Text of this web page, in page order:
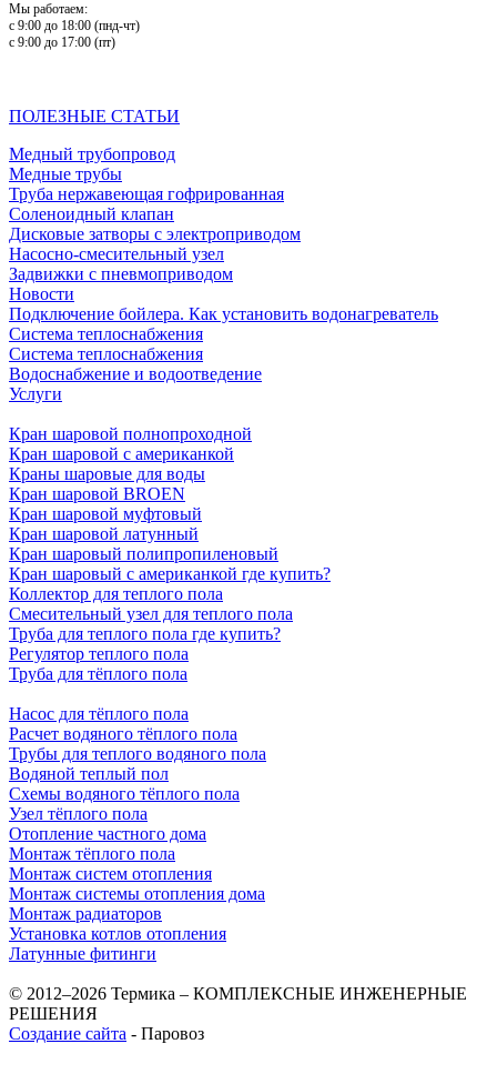
Мы работаем:
с 9:00 до 18:00 (пнд-чт)
с 9:00 до 17:00 (пт)
ПОЛЕЗНЫЕ СТАТЬИ
Медный трубопровод
Медные трубы
Труба нержавеющая гофрированная
Соленоидный клапан
Дисковые затворы с электроприводом
Насосно-смесительный узел
Задвижки с пневмоприводом
Новости
Подключение бойлера. Как установить водонагреватель
Система теплоснабжения
Система теплоснабжения
Водоснабжение и водоотведение
Услуги
Кран шаровой полнопроходной
Кран шаровой с американкой
Краны шаровые для воды
Кран шаровой BROEN
Кран шаровой муфтовый
Кран шаровой латунный
Кран шаровый полипропиленовый
Кран шаровый с американкой где купить?
Коллектор для теплого пола
Смесительный узел для теплого пола
Труба для теплого пола где купить?
Регулятор теплого пола
Труба для тёплого пола
Насос для тёплого пола
Расчет водяного тёплого пола
Трубы для теплого водяного пола
Водяной теплый пол
Схемы водяного тёплого пола
Узел тёплого пола
Отопление частного дома
Монтаж тёплого пола
Монтаж систем отопления
Монтаж системы отопления дома
Монтаж радиаторов
Установка котлов отопления
Латунные фитинги
© 2012–2026 Термика – КОМПЛЕКСНЫЕ ИНЖЕНЕРНЫЕ
РЕШЕНИЯ
Создание сайта - Паровоз